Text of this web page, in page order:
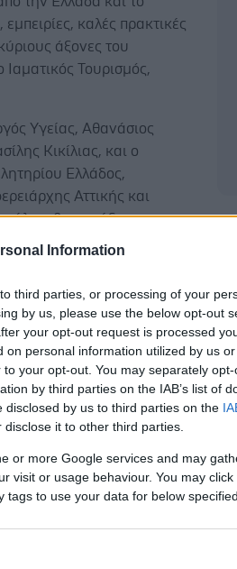
Information
third parties, or processing of your
by us, please use the below opt-out
your opt-out request is processed
personal information utilized by us
your opt-out. You may separately
by third parties on the IAB’s list of
by us to third parties on the
it to other third parties.
or more Google services and may
visit or usage behaviour. You may
to use your data for below
καλές πρακτικές
άξονες του
Ιαματικός Τουρισμός,
Υγείας, Αθανάσιος
Κικίλιας, και ο
Ελλάδος,
Αττικής και
θα κηρύξει την
του Πανεπιστημίου
στην Ιπποκράτειο
των: Michel Julian, Senior
and Competitiveness,
Lutz Lungwitz,
που θα αναφερθεί